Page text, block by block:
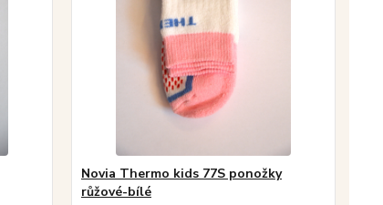
Novia Thermo kids 77S ponožky
růžové-bílé